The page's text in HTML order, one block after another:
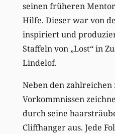
seinen früheren
Hilfe. Dieser war von
inspiriert und
Staffeln von „Lost“ in
Lindelof.
Neben den zahlreichen
Vorkommnissen
durch seine
Cliffhanger aus. Jede